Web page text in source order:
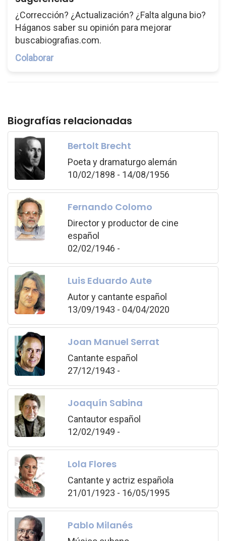
¿Corrección? ¿Actualización? ¿Falta alguna bio?
Háganos saber su opinión para mejorar
buscabiografias.com.
Colaborar
Biografías relacionadas
Bertolt Brecht
Poeta y dramaturgo alemán
10/02/1898 - 14/08/1956
Fernando Colomo
Director y productor de cine
español
02/02/1946 -
Luis Eduardo Aute
Autor y cantante español
13/09/1943 - 04/04/2020
Joan Manuel Serrat
Cantante español
27/12/1943 -
Joaquín Sabina
Cantautor español
12/02/1949 -
Lola Flores
Cantante y actriz española
21/01/1923 - 16/05/1995
Pablo Milanés